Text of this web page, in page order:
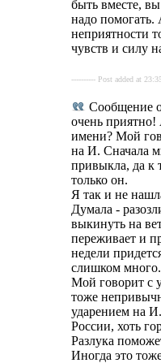
быть вместе, вы
надо помогать.
неприятности
чувств и силу
---------- Post added at
Сообщение
очень приятно!
имени? Мой
на И. Сначала
привыкла, да к
только он.
Я так и не
Думала -
выкинуть на
переживает и
недели
слишком
Мой говорит с
тоже
ударением на
России, хоть
Разлука
Иногда это